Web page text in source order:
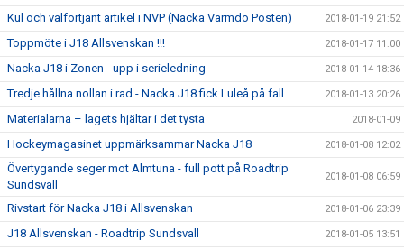
Kul och välförtjänt artikel i NVP (Nacka Värmdö Posten) 2018-01-19 21:52
Toppmöte i J18 Allsvenskan !!! 2018-01-17 11:00
Nacka J18 i Zonen - upp i serieledning 2018-01-14 18:36
Tredje hållna nollan i rad - Nacka J18 fick Luleå på fall 2018-01-13 20:26
Materialarna – lagets hjältar i det tysta 2018-01-09
Hockeymagasinet uppmärksammar Nacka J18 2018-01-08 12:02
Övertygande seger mot Almtuna - full pott på Roadtrip
Sundsvall
2018-01-08 06:59
Rivstart för Nacka J18 i Allsvenskan 2018-01-06 23:39
J18 Allsvenskan - Roadtrip Sundsvall 2018-01-05 13:51